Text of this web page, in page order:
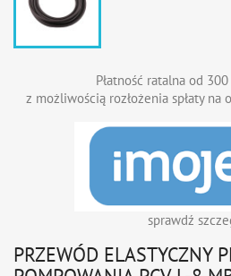
Płatność ratalna od
z możliwością rozłożenia spłaty na
sprawdź
PRZEWÓD ELASTYCZNY